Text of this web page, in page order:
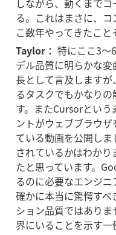
しながら、動くまで
る。これはまさに、
こ数年やってきたこと
Taylor： 特にここ3〜
デル品質に明らかな
長として言及します
るタスクでもかなり
す。またCursorとい
ントがウェブブラウ
ている動画を公開し
されているかはわか
たと思っています。
るのに必要なエンジニ
確かに本当に驚愕すべ
ション品質ではあり
界にいることを示す一